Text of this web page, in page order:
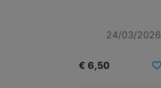
24/03/2026
€ 6,50